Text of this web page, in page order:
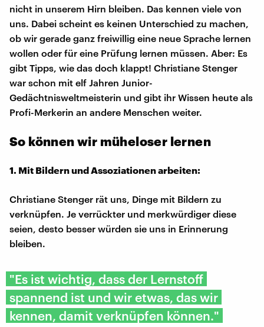
nicht in unserem Hirn bleiben. Das kennen viele von
uns. Dabei scheint es keinen Unterschied zu machen,
ob wir gerade ganz freiwillig eine neue Sprache lernen
wollen oder für eine Prüfung lernen müssen. Aber: Es
gibt Tipps, wie das doch klappt! Christiane Stenger
war schon mit elf Jahren Junior-
Gedächtnisweltmeisterin und gibt ihr Wissen heute als
Profi-Merkerin an andere Menschen weiter.
So können wir müheloser lernen
1. Mit Bildern und Assoziationen arbeiten:
Christiane Stenger rät uns, Dinge mit Bildern zu
verknüpfen. Je verrückter und merkwürdiger diese
seien, desto besser würden sie uns in Erinnerung
bleiben.
"Es ist wichtig, dass der Lernstoff
spannend ist und wir etwas, das wir
kennen, damit verknüpfen können."